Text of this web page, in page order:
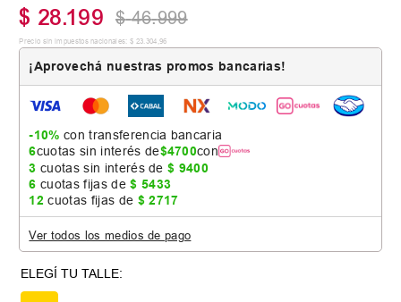
$ 28.199 $ 46.999
Precio sin impuestos nacionales: $ 23 304 96
¡Aprovechá nuestras promos bancarias!
-10% con transferencia bancaria
6cuotas sin interés de$4700con
3 cuotas sin interés de$ 9400
6 cuotas fijas de$ 5433
12 cuotas fijas de $ 2717
Ver todos los medios de pago